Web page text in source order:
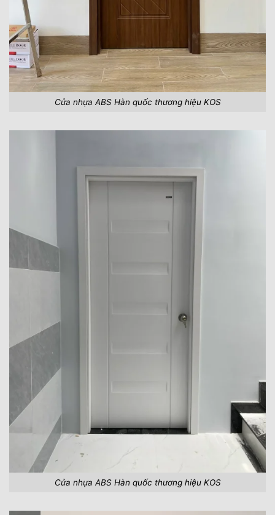
Cửa nhựa ABS Hàn quốc thương hiệu KOS
Cửa nhựa ABS Hàn quốc thương hiệu KOS